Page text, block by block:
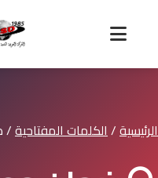
الرئيسية/الكلمات المفتاحية/